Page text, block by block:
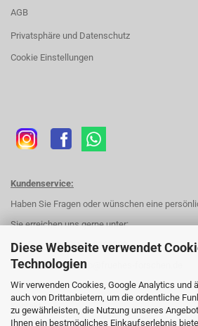
Diese Webseite verwendet
Technologien
Wir verwenden Cookies, Google Analytics und
auch von Drittanbietern, um die ordentliche
zu gewährleisten, die Nutzung unseres
Ihnen ein bestmögliches Einkaufserlebnis
AGB
Privatsphäre und Datenschutz
Cookie Einstellungen
Kundenservice:
Haben Sie Fragen oder wünschen eine
Sie erreichen uns gerne unter:
Telefon: +49 (0) 172 8263382
E-Mail: forschershop@fruehes-forschen.de
Kontakt